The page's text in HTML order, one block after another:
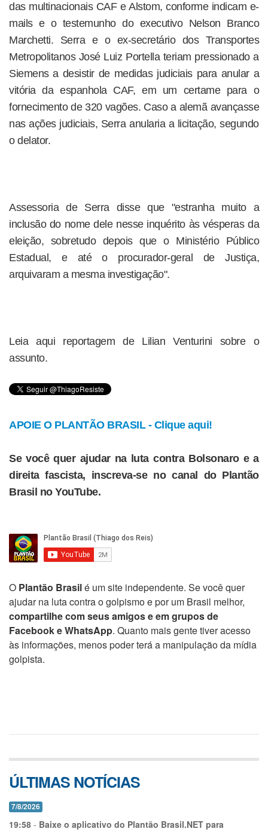
das multinacionais CAF e Alstom, conforme indicam e-
mails e o testemunho do executivo Nelson Branco
Marchetti. Serra e o ex-secretário dos Transportes
Metropolitanos José Luiz Portella teriam pressionado a
Siemens a desistir de medidas judiciais para anular a
vitória da espanhola CAF, em um certame para o
fornecimento de 320 vagões. Caso a alemã avançasse
nas ações judiciais, Serra anularia a licitação, segundo
o delator.
Assessoria de Serra disse que "estranha muito a
inclusão do nome dele nesse inquérito às vésperas da
eleição, sobretudo depois que o Ministério Público
Estadual, e até o procurador-geral de Justiça,
arquivaram a mesma investigação".
Leia aqui reportagem de Lilian Venturini sobre o
assunto.
APOIE O PLANTÃO BRASIL - Clique aqui!
Se você quer ajudar na luta contra Bolsonaro e a
direita fascista, inscreva-se no canal do Plantão
Brasil no YouTube.
O Plantão Brasilé um site independente. Se você quer
ajudar na luta contra o golpismo e por um Brasil melhor,
compartilhe com seus amigos e em grupos de
Facebook e WhatsApp. Quanto mais gente tiver acesso
às informações, menos poder terá a manipulação da mídia
golpista.
ÚLTIMAS NOTÍCIAS
7/8/2026
19:58 - Baixe o aplicativo do Plantão Brasil.NET para